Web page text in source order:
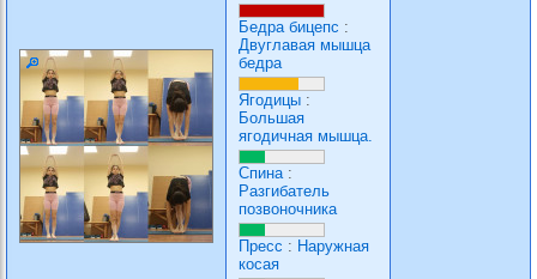
Бедра бицепс :
Двуглавая мышца
бедра
Ягодицы :
Большая
ягодичная мышца.
Спина:
Разгибатель
позвоночника
Пресс : Наружная
косая